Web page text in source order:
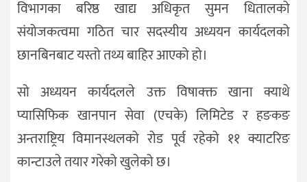
विभागका बरिष्ठ खाद्य अधिकृत सुमन धितालको
संयोजकत्वमा गठित चार सदस्यीय अध्ययन कार्यदलको
छानबिनबाट यस्तो तथ्य बाहिर आएको हो।
सो अध्ययन कार्यदलले उक्त विषाक्क्त खाना क्याथे
प्यासिफिक खानपान सेवा (एचके) लिमिटेड र हङकङ
अन्तराष्ट्रिय विमानस्थलको रोड पूर्व रहेको ११ क्याटरिङ
कान्टाउले तयार गरेको खुलेको छ।